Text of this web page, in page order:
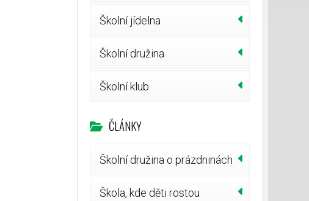
Školní jídelna
Školní družina
Školní klub
ČLÁNKY
Školní družina o prázdninách
Škola, kde děti rostou